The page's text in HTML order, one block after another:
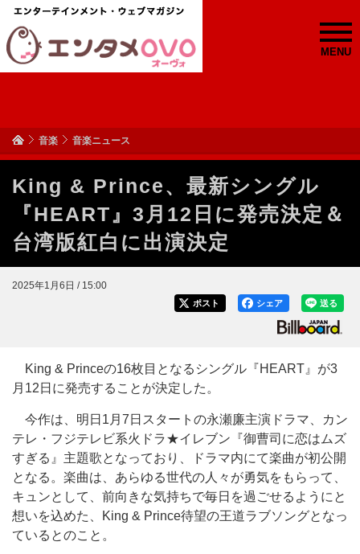
MENU
音楽 音楽ニュース
King & Prince、最新シングル
『HEART』3月12日に発売決定＆
台湾版紅白に出演決定
2025年1月6日 / 15:00
送る
シェア
ポスト
King & Princeの16枚目となるシングル『HEART』が3
月12日に発売することが決定した。
今作は、明日1月7日スタートの永瀬廉主演ドラマ、カン
テレ・フジテレビ系火ドラ★イレブン『御曹司に恋はムズ
すぎる』主題歌となっており、ドラマ内にて楽曲が初公開
となる。楽曲は、あらゆる世代の人々が勇気をもらって、
キュンとして、前向きな気持ちで毎日を過ごせるようにと
想いを込めた、King & Prince待望の王道ラブソングとなっ
ているとのこと。